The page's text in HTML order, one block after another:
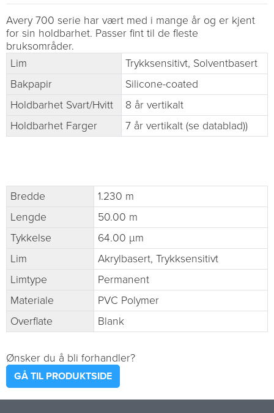
Avery 700 serie har vært med i mange år og er kjent
for sin holdbarhet. Passer fint til de fleste
bruksområder.
Lim
Trykksensitivt, Solventbasert
Bakpapir
Silicone-coated
Holdbarhet Svart/Hvitt
8 år vertikalt
Holdbarhet Farger
7 år vertikalt (se datablad))
Bredde
1.230 m
Lengde
50.00 m
Tykkelse
64.00 µm
Lim
Akrylbasert, Trykksensitivt
Limtype
Permanent
Materiale
PVC Polymer
Overflate
Blank
Ønsker du å bli forhandler?
GÅ TIL PRODUKTSIDE